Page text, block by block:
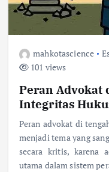
mahkotascience
101 views
Peran Advokat
Integritas
Peran advokat di
menjadi tema yang
secara kritis, karena
utama dalam sistem